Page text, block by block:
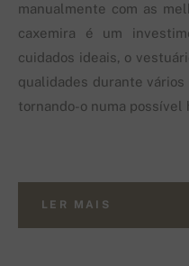
manualmente com as
caxemira é um
cuidados ideais, o
qualidades durante vários
tornando-o numa possível
LER MAIS